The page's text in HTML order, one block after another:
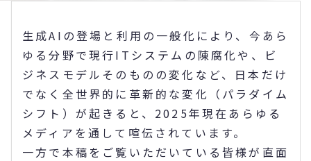
生成AIの登場と利用の一般化により、今あら
ゆる分野で現行ITシステムの陳腐化や、ビ
ジネスモデルそのものの変化など、日本だけ
でなく全世界的に革新的な変化（パラダイム
シフト）が起きると、2025年現在あらゆる
メディアを通して喧伝されています。
一方で本稿をご覧いただいている皆様が直面